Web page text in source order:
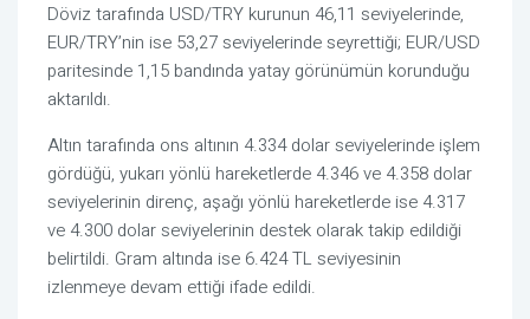
Döviz tarafında USD/TRY kurunun 46,11 seviyelerinde,
EUR/TRY’nin ise 53,27 seviyelerinde seyrettiği; EUR/USD
paritesinde 1,15 bandında yatay görünümün korunduğu
aktarıldı.
Altın tarafında ons altının 4.334 dolar seviyelerinde işlem
gördüğü, yukarı yönlü hareketlerde 4.346 ve 4.358 dolar
seviyelerinin direnç, aşağı yönlü hareketlerde ise 4.317
ve 4.300 dolar seviyelerinin destek olarak takip edildiği
belirtildi. Gram altında ise 6.424 TL seviyesinin
izlenmeye devam ettiği ifade edildi.